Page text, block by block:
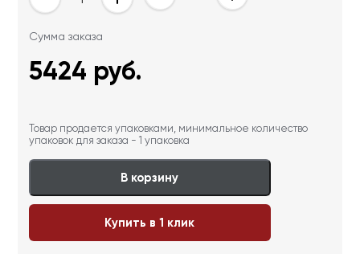
Сумма заказа
5424 руб.
Товар продается упаковками, минимальное количество
упаковок для заказа - 1 упаковка
В корзину
Купить в 1 клик